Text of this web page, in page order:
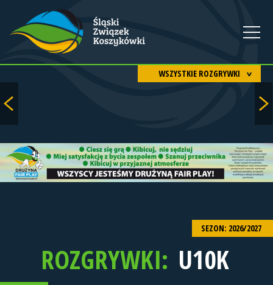
WSZYSTKIE ROZGRYWKI
SEZON: 2026/2027
ROZGRYWKI: U10K